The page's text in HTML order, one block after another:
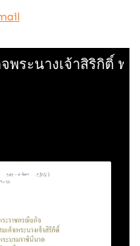
พระนางเจ้าสิริกิติ์